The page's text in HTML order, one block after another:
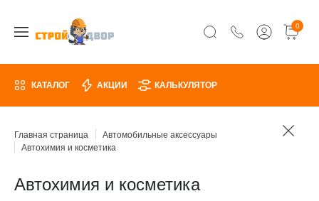
0
КАТАЛОГ АКЦИИ КАЛЬКУЛЯТОР
Главная страница
Автомобильные аксессуары
Автохимия и косметика
Автохимия и косметика